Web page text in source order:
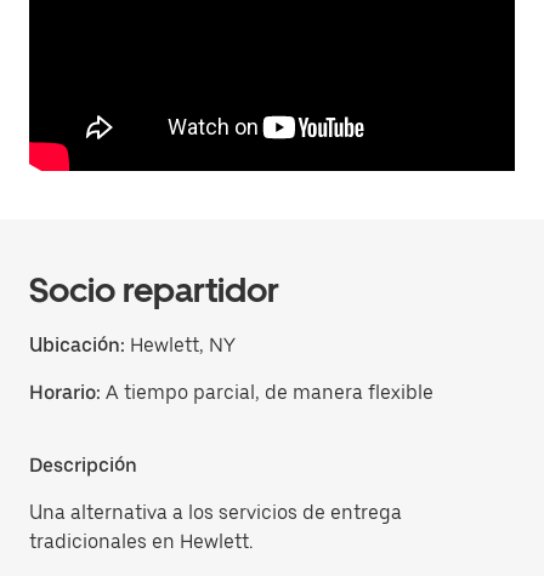
Socio repartidor
Ubicación: Hewlett, NY
Horario: A tiempo parcial, de manera flexible
Descripción
Una alternativa a los servicios de entrega
tradicionales en Hewlett.